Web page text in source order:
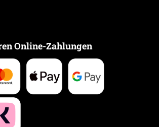
Online-Zahlungen